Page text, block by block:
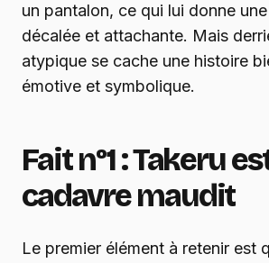
un pantalon, ce qui lui donne
décalée et attachante. Mais
atypique se cache une histoire
émotive et symbolique.
Fait n°1 : Takeru
cadavre maudit
Le premier élément à retenir est